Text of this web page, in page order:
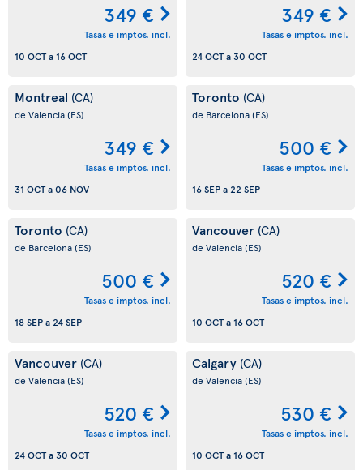
349 €
Tasas e imptos. incl.
10 OCTa 16 OCT
349 €
Tasas e imptos. incl.
24 OCTa 30 OCT
Montreal (CA)
de Valencia(ES)
349 €
Tasas e imptos. incl.
31 OCTa06 NOV
Toronto (CA)
de Barcelona(ES)
500 €
Tasas e imptos. incl.
16 SEPa22 SEP
Toronto (CA)
de Barcelona(ES)
500 €
Tasas e imptos. incl.
18 SEPa24 SEP
Vancouver (CA)
de Valencia(ES)
520 €
Tasas e imptos. incl.
10 OCTa 16 OCT
Vancouver (CA)
de Valencia(ES)
520 €
Tasas e imptos. incl.
24 OCTa 30 OCT
Calgary (CA)
de Valencia(ES)
530 €
Tasas e imptos. incl.
10 OCTa 16 OCT